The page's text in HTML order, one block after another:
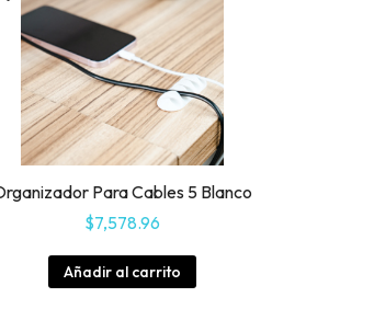
Para Cables 5 Blanco
$7,578.96
Añadir al carrito